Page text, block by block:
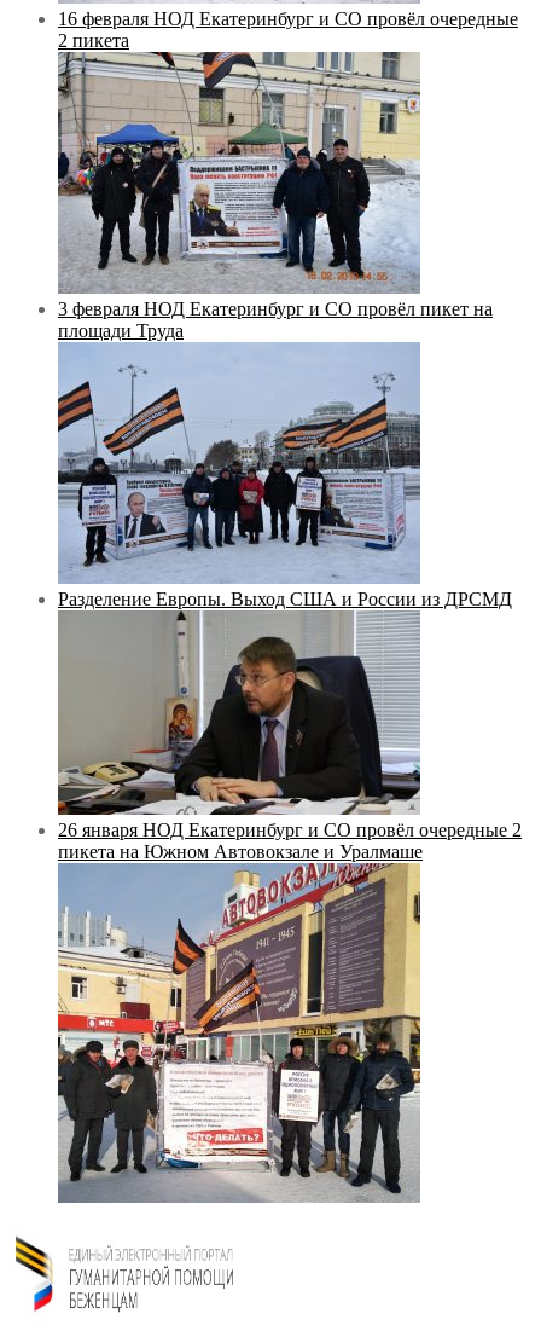
16 февраля НОД Екатеринбург и СО провёл очередные
2 пикета
3 февраля НОД Екатеринбург и СО провёл пикет на
площади Труда
Разделение Европы. Выход США и России из ДРСМД
26 января НОД Екатеринбург и СО провёл очередные 2
пикета на Южном Автовокзале и Уралмаше